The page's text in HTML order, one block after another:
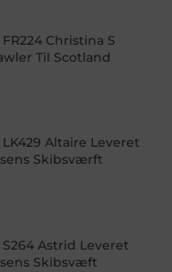
Christina S
Til Scotland
Altaire Leveret
Skibsværft
Astrid Leveret
Skibsvæft